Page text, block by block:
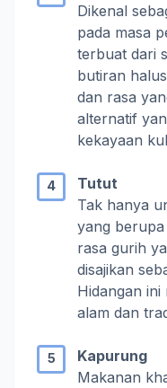
Dikenal
pada masa
terbuat dari
butiran
dan rasa
alternatif
kekayaan
Tutut
Tak hanya
yang
rasa gurih
disajikan
Hidangan
alam dan
Kapurung
Makanan